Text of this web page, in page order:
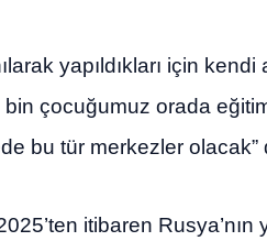
yapıldıkları için
çocuğumuz orada
bu tür merkezler olacak”
itibaren